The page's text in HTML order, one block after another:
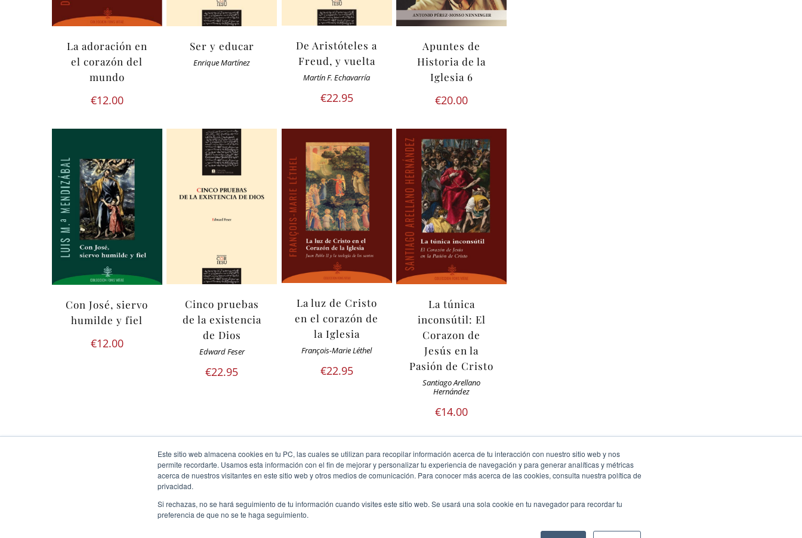
Este sitio web almacena cookies en tu PC, las cuales se utilizan para recopilar información acerca de tu interacción con nuestro sitio web y nos
permite recordarte. Usamos esta información con el fin de mejorar y personalizar tu experiencia de navegación y para generar analíticas y métricas
acerca de nuestros visitantes en este sitio web y otros medios de comunicación. Para conocer más acerca de las cookies, consulta nuestra política de
privacidad.
Si rechazas, no se hará seguimiento de tu información cuando visites este sitio web. Se usará una sola cookie en tu navegador para recordar tu
preferencia de que no se te haga seguimiento.
La adoración en
el corazón del
mundo
€12.00
Ser y educar
Enrique Martínez
De Aristóteles a
Freud, y vuelta
Martín F. Echavarría
€22.95
Apuntes de
Historia de la
Iglesia 6
€20.00
Con José, siervo
humilde y fiel
€12.00
Cinco pruebas
de la existencia
de Dios
Edward Feser
€22.95
La luz de Cristo
en el corazón de
la Iglesia
François-Marie Léthel
€22.95
La túnica
inconsútil: El
Corazon de
Jesús en la
Pasión de Cristo
Santiago Arellano
Hernández
€14.00
1 2